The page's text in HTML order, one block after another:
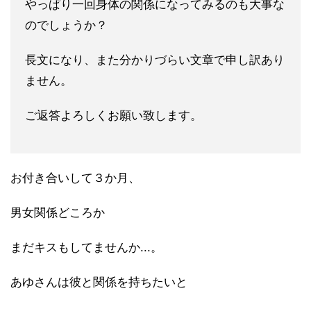
やっぱり一回身体の関係になってみるのも大事な
のでしょうか？
長文になり、また分かりづらい文章で申し訳あり
ません。
ご返答よろしくお願い致します。
お付き合いして３か月、
男女関係どころか
まだキスもしてませんか...。
あゆさんは彼と関係を持ちたいと